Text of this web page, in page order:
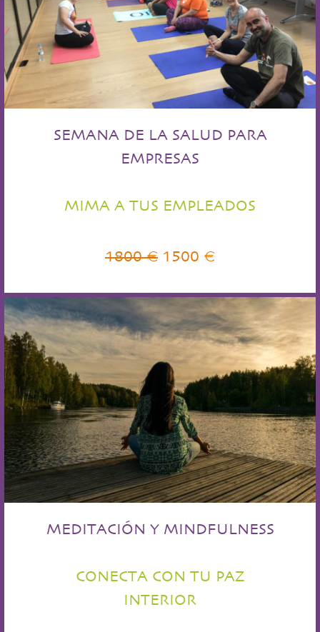
SEMANA DE LA SALUD PARA
EMPRESAS
MIMA A TUS EMPLEADOS
1800 € 1500 €
MEDITACIÓN Y MINDFULNESS
CONECTA CON TU PAZ
INTERIOR